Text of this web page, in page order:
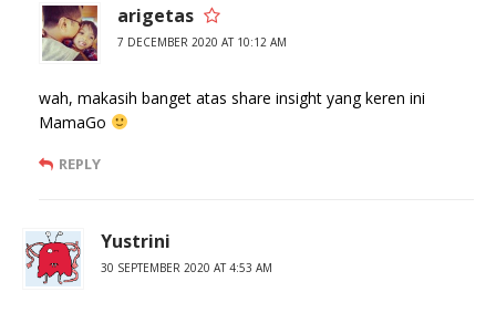
arigetas
7 DECEMBER 2020 AT 10:12 AM
wah, makasih banget atas share insight yang keren ini
MamaGo
REPLY
Yustrini
30 SEPTEMBER 2020 AT 4:53 AM